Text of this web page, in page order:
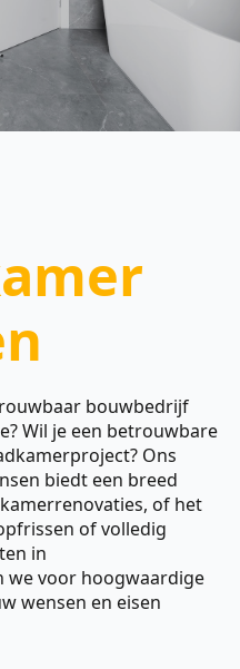
bouwbedrijf
Wil je een betrouwbare
Ons
biedt een breed
of het
of volledig
in
we voor hoogwaardige
wensen en eisen